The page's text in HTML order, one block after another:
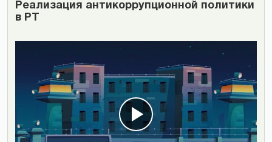
Реализация антикоррупционной политики
в РТ